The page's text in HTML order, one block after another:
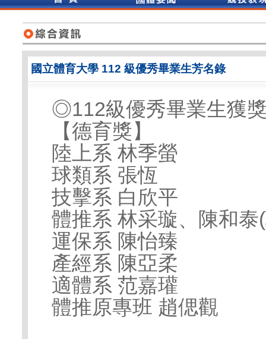
國立體育大學 112 級優秀畢業生芳名錄
◎112級優秀畢業生獲
【德育獎】
陸上系 林季螢
球類系 張恆
技擊系 白欣平
體推系 林采璇、陳和泰
運保系 陳怡臻
產經系 陳亞柔
適體系 范嘉瓘
體推原專班 趙偲觀